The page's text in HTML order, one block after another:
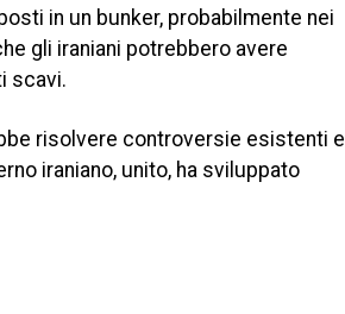
in un bunker, probabilmente nei
gli iraniani potrebbero avere
scavi.
risolvere controversie esistenti e
iraniano, unito, ha sviluppato